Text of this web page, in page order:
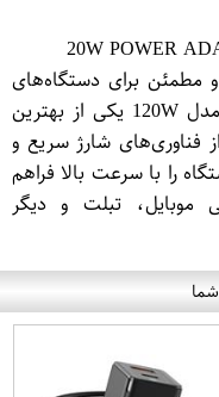
مطمئن برای دستگاه‌های
دیجیتال خود هستید، شارژر 120 وات مدل 120W یکی از بهترین
فناوری‌های شارژ سریع و
را با سرعت بالا فراهم
تبلت و دیگر